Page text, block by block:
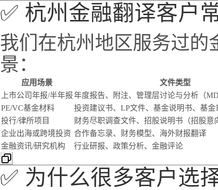
✅ 杭州金融翻译客户
我们在杭州地区服务过的
景：
应用场景
文件类型
上市公司年报/半年报年度报告、附注、管理层讨论与分析（
PE/VC基金材料
投资建议书、LP文件、基金说明书、基金
投行/律所项目
财务尽职调查文件、招股说明书（招股意
企业出海或跨境投资 合作备忘录、财务模型、海外财报翻译
金融资讯/研究机构
行业研报、政策分析、金融评论
✅ 为什么很多客户选